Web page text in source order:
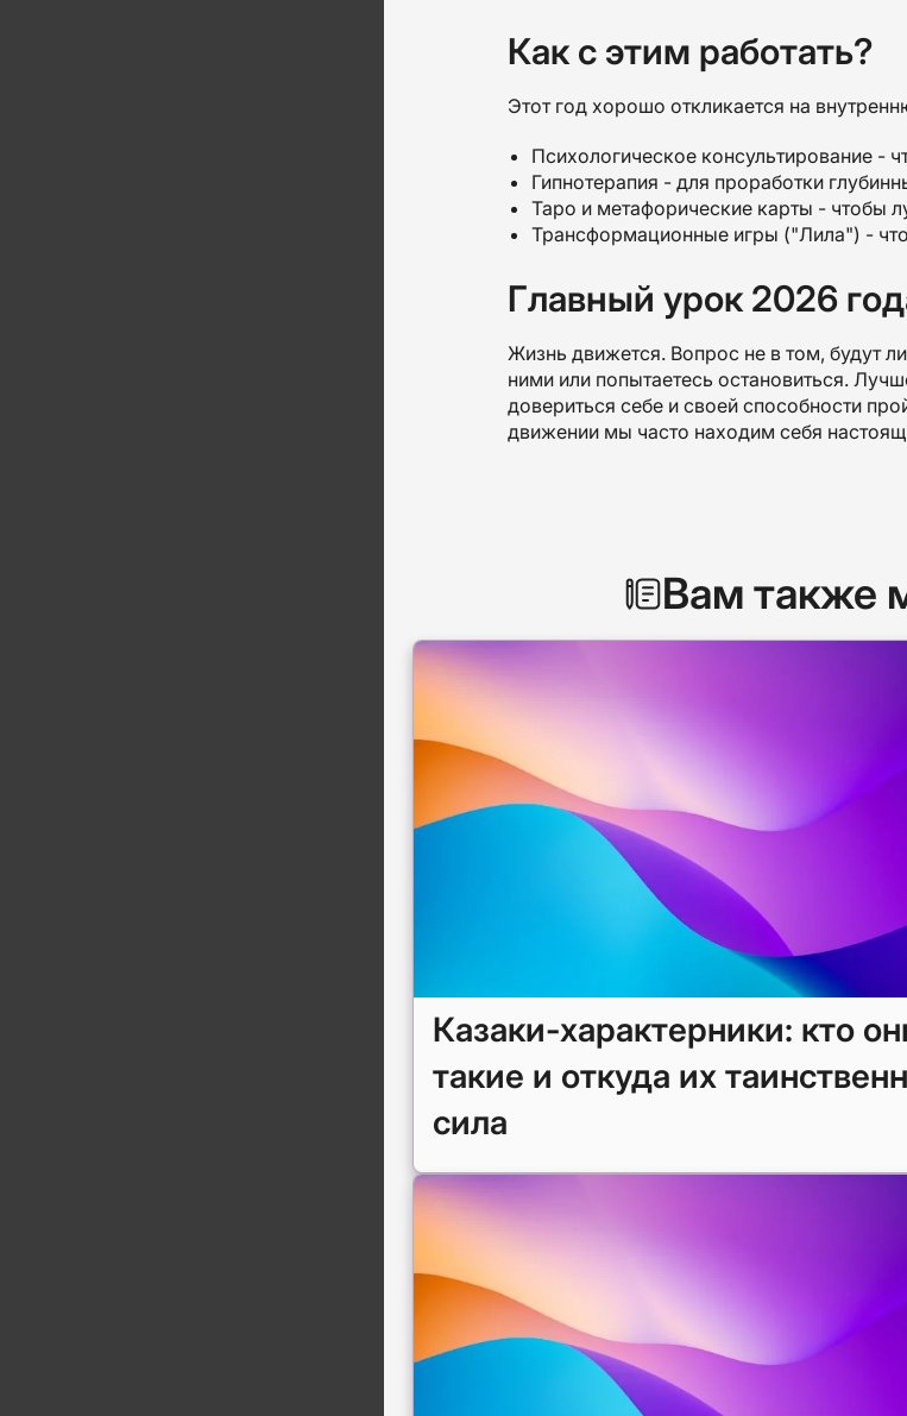
Как с этим работать?
Этот год хорошо откликается на
Психологическое консультирование -
Гипнотерапия - для проработки
Таро и метафорические карты - чтобы
Трансформационные игры ("Лила") -
Главный урок 2026
Жизнь движется. Вопрос не в том, будут
ними или попытаетесь остановиться.
довериться себе и своей способности
движении мы часто находим себя
Вам также
Казаки-характерники: кто
такие и откуда их
сила